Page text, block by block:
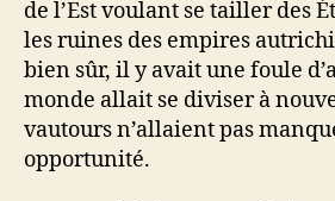
de l’Est voulant se tailler des
les ruines des empires
bien sûr, il y avait une foule
monde allait se diviser à
vautours n’allaient pas
opportunité.